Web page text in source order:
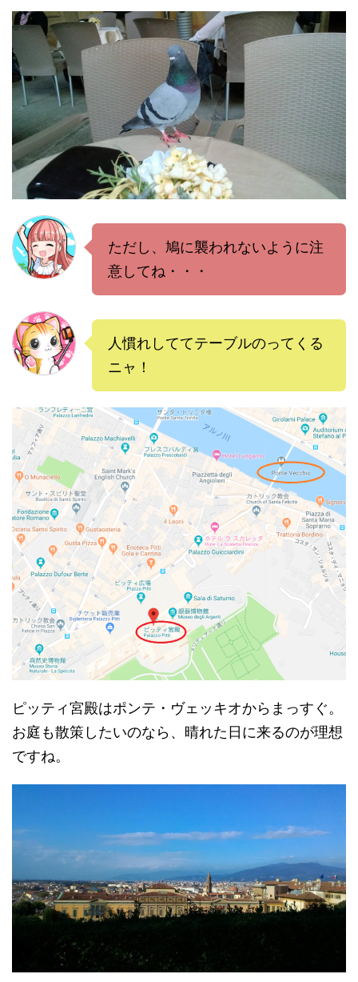
ただし、鳩に襲われないように注
意してね・・・
人慣れしててテーブルのってくる
ニャ！
ピッティ宮殿はポンテ・ヴェッキオからまっすぐ。
お庭も散策したいのなら、晴れた日に来るのが理想
ですね。